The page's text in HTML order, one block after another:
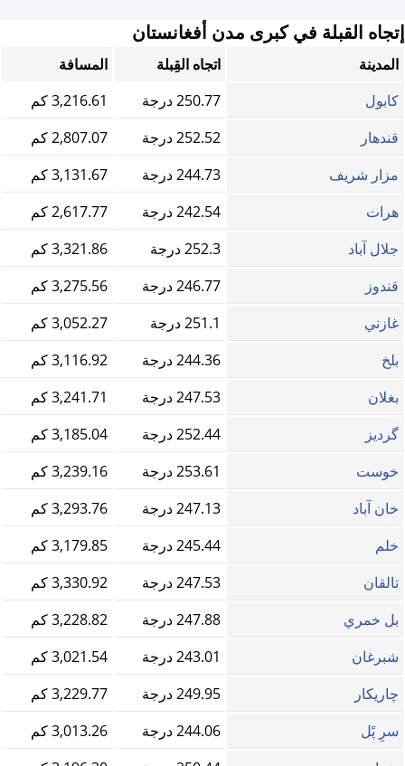
إتجاه القبلة في كبرى مدن أفغانستان
المدينة اتجاه القِبلة
المسافة
كابول
250.77 درجة
3,216.61 كم
قندهار
252.52 درجة
2,807.07 كم
مزار شريف
244.73 درجة
3,131.67 كم
هرات
242.54 درجة
2,617.77 كم
جلال آباد
252.3 درجة
3,321.86 كم
قندوز
246.77 درجة
3,275.56 كم
غازني
251.1 درجة
3,052.27 كم
بلخ
244.36 درجة
3,116.92 كم
بغلان
247.53 درجة
3,241.71 كم
گردیز
252.44 درجة
3,185.04 كم
خوست
253.61 درجة
3,239.16 كم
خان آباد
247.13 درجة
3,293.76 كم
خلم
245.44 درجة
3,179.85 كم
تالقان
247.53 درجة
3,330.92 كم
بل خمري
247.88 درجة
3,228.82 كم
شبرغان
243.01 درجة
3,021.54 كم
چاریکار
249.95 درجة
3,229.77 كم
سرِ پًل
244.06 درجة
3,013.26 كم